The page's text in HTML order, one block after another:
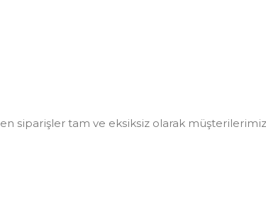
tam ve eksiksiz olarak müşterilerimize